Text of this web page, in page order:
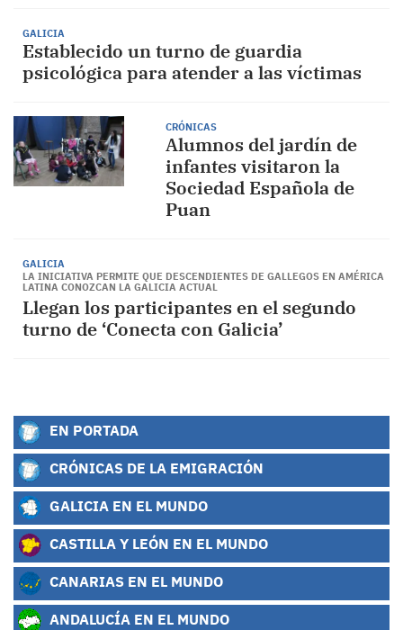
GALICIA
Establecido un turno de guardia
psicológica para atender a las víctimas
CRÓNICAS
Alumnos del jardín de
infantes visitaron la
Sociedad Española de
Puan
GALICIA
LA INICIATIVA PERMITE QUE DESCENDIENTES DE GALLEGOS EN AMÉRICA
LATINA CONOZCAN LA GALICIA ACTUAL
Llegan los participantes en el segundo
turno de ‘Conecta con Galicia’
EN PORTADA
CRÓNICAS DE LA EMIGRACIÓN
GALICIA EN EL MUNDO
CASTILLA Y LEÓN EN EL MUNDO
CANARIAS EN EL MUNDO
ANDALUCÍA EN EL MUNDO